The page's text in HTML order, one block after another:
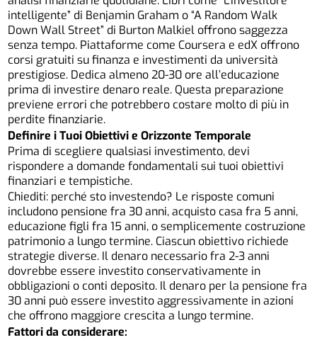
intelligente” di Benjamin Graham o “A Random Walk
Down Wall Street” di Burton Malkiel offrono saggezza
senza tempo. Piattaforme come Coursera e edX offrono
corsi gratuiti su finanza e investimenti da università
prestigiose. Dedica almeno 20-30 ore all’educazione
prima di investire denaro reale. Questa preparazione
previene errori che potrebbero costare molto di più in
perdite finanziarie.
Definire i Tuoi Obiettivi e Orizzonte Temporale
Prima di scegliere qualsiasi investimento, devi
rispondere a domande fondamentali sui tuoi obiettivi
finanziari e tempistiche.
Chiediti: perché sto investendo? Le risposte comuni
includono pensione fra 30 anni, acquisto casa fra 5 anni,
educazione figli fra 15 anni, o semplicemente costruzione
patrimonio a lungo termine. Ciascun obiettivo richiede
strategie diverse. Il denaro necessario fra 2-3 anni
dovrebbe essere investito conservativamente in
obbligazioni o conti deposito. Il denaro per la pensione fra
30 anni può essere investito aggressivamente in azioni
che offrono maggiore crescita a lungo termine.
Fattori da considerare: